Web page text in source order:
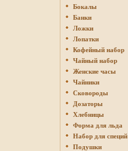
Бокалы
Банки
Ложки
Лопатки
Кофейный набор
Чайный набор
Женские часы
Чайники
Сковороды
Дозаторы
Хлебницы
Форма для льда
Набор для специй
Подушки